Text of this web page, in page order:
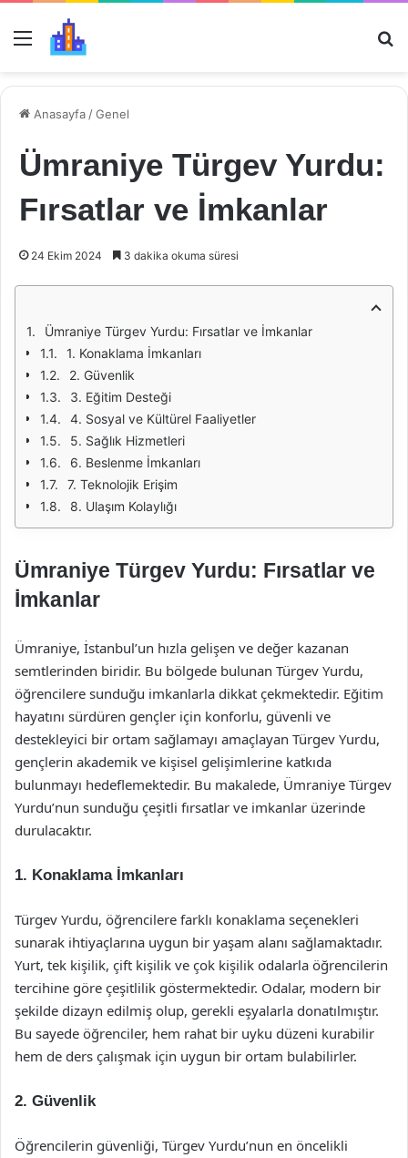
Menü
Anasayfa /Genel
Ümraniye Türgev Yurdu:
Fırsatlar ve İmkanlar
24 Ekim 2024 3 dakika okuma süresi
Ümraniye Türgev Yurdu: Fırsatlar ve İmkanlar
1. Konaklama İmkanları
2. Güvenlik
3. Eğitim Desteği
4. Sosyal ve Kültürel Faaliyetler
5. Sağlık Hizmetleri
6. Beslenme İmkanları
7. Teknolojik Erişim
8. Ulaşım Kolaylığı
Ümraniye Türgev Yurdu: Fırsatlar ve
İmkanlar
Ümraniye, İstanbul’un hızla gelişen ve değer kazanan
semtlerinden biridir. Bu bölgede bulunan Türgev Yurdu,
öğrencilere sunduğu imkanlarla dikkat çekmektedir. Eğitim
hayatını sürdüren gençler için konforlu, güvenli ve
destekleyici bir ortam sağlamayı amaçlayan Türgev Yurdu,
gençlerin akademik ve kişisel gelişimlerine katkıda
bulunmayı hedeflemektedir. Bu makalede, Ümraniye Türgev
Yurdu’nun sunduğu çeşitli fırsatlar ve imkanlar üzerinde
durulacaktır.
1. Konaklama İmkanları
Türgev Yurdu, öğrencilere farklı konaklama seçenekleri
sunarak ihtiyaçlarına uygun bir yaşam alanı sağlamaktadır.
Yurt, tek kişilik, çift kişilik ve çok kişilik odalarla öğrencilerin
tercihine göre çeşitlilik göstermektedir. Odalar, modern bir
şekilde dizayn edilmiş olup, gerekli eşyalarla donatılmıştır.
Bu sayede öğrenciler, hem rahat bir uyku düzeni kurabilir
hem de ders çalışmak için uygun bir ortam bulabilirler.
2. Güvenlik
Öğrencilerin güvenliği, Türgev Yurdu’nun en öncelikli